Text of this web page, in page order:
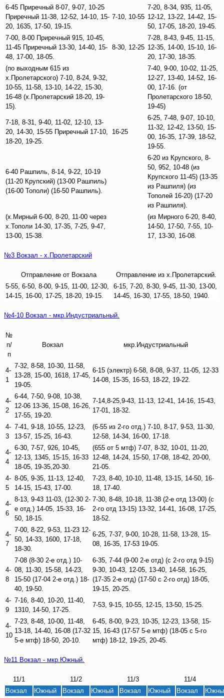
6-45 Приречный 8-07, 9-07, 10-25
Приречный 11-38, 12-52, 14-10, 15-
20, 1635, 17-50, 19-15.
7-10, 10-55
7-20, 8-34, 935, 11-05,
12-12, 13-22, 14-42, 15-
50, 17-05, 18-20, 19-45.
7-00, 8-00 Приречный 915, 10-45,
11-45 Приречный 13-30, 14-40, 15-
48, 17-00, 18-05.
8-30, 12-25
7-28, 8-43, 9-45, 11-15,
12-35, 14-00, 15-10, 16-
20, 17-30, 18-35.
(по выходным 615 из
х.Пролетарского) 7-10, 8-24, 9-32,
10-55, 11-58, 13-10, 14-22, 15-30,
16-48 (х.Пролетарский 18-20, 19-
15).
7-40, 9-00, 10-02, 11-25,
12-27, 13-40, 14-52, 16-
00, 17-16. (от
Пролетарского 18-50,
19-45)
7-18, 8-31, 9-40, 11-02, 12-10, 13-
20, 14-30, 15-55 Приречный 17-10,
18-20, 19-25.
16-25
6-25, 7-48, 9-07, 10-10,
11-32, 12-42, 13-50, 15-
00, 16-35, 17-39, 18-52,
19-55.
6-40 Рашпиль, 8-14, 9-22, 10-19
(11-20 Крупский) (13-00 Рашпиль)
(16-00 Тополи) (16-50 Рашпиль).
6-20 из Крупского, 8-
50, 952, 10-48 (из
Крупского 11-45) (13-35
из Рашпиля) (из
Тополей 16-20) (17-20
из Рашпиля).
(х.Мирный 6-00, 8-20, 11-00 через
х.Тополи 14-30, 17-35, 7-25, 9-47,
13-00, 15-38.
(из Мирного 6-20, 8-40,
14-50, 17-50, 7-55, 10-
17, 13-30, 16-08.
№3 Вокзал - х.Пролетарский
Отправление от Вокзала
Отправление из х.Пролетарский.
5-55, 6-50, 8-00, 9-15, 11-00, 12-30,
14-15, 16-00, 17-25, 18-20, 19-15.
6-15, 7-20, 8-30, 9-45, 11-30, 13-00,
14-45, 16-30, 17-55, 18-50, 1940.
№4-10 Вокзал - мкр.Индустриальный.
№
п/
п
Вокзал мкр.Индустриальный
4-
1
7-32, 8-58, 10-30, 11-58,
13-28, 15-00, 1618, 17-45,
19-05.
6-15 (электр) 6-58, 8-08, 9-37, 11-05, 12-33
14-08, 15-35, 16-53, 18-22, 19-22.
4-
2
6-44, 7-50, 9-08, 10-38,
12-06 13-36, 15-08, 16-26,
17-55, 19-20.
7-14,8-25,9-43, 11-13, 12-41, 14-16, 15-43,
17-01, 18-32.
4-
3
7-41, 9-18, 10-55, 12-23,
13-57, 15-25, 16-43.
(6-55 из 2-го отд.) 7-10, 8-17, 9-53, 11-30,
12-58, 14-34, 16-00, 17-18.
4-
4
6-30, 7-57, 926, 10-45,
12-13, 1345, 15-15, 16-33
18-05, 19-35,20-30.
(655 от 5 мтф) 7-07, 8-32, 10-01, 11-20,
12-48, 14-24, 15-50, 17-08, 18-42, 20-00,
21-05.
4-
5
8-05, 9-35, 11-13, 12-40,
14-15, 15-43, 17-00.
7-23, 8-40, 10-10, 11-48, 13-15, 14-50, 16-
18, 17-40.
4-
6
8-13, 9-43 11-03, (12-30 2-
е отд.) 14-05, 15-33, 16-
50, 18-15.
7-30, 8-48, 10-18, 11-38 (2-е отд 13-00) (с
2-го отд 13-15) 13-32, 14-41, 16-08, 17-25,
18-52.
4-
7
7-00, 8-22, 9-53, 11-23 12-
50, 14-33, 1600, 17-18,
18-30.
6-25, 7-37, 9-00, 10-28, 11-58, 13-28, 15-
08, 16-35, 17-53 19-05.
4-
8
7-08 (8-30 2-е отд.) 10-
08, 11-30, 15-58, 14-23,
15-50 (17-04 2-е отд.) 18-
40, 19-50.
6-35, 7-44 (9-00 2-е отд) (с 2-го отд 9-15)
9-30, 10-43, 12-05, 13-40, 14-58, 16-25,
(17-35 2-е отд) (17-50 с 2-го отд) 18-05,
19-15, 20-25.
4-
9
7-16, 8-40, 10-20, 11-40,
1310, 14-50, 17-25.
7-53, 9-15, 10-55, 12-15, 13-50, 15-25.
4-
10
7-23, 8-48, 10-00, 11-48,
13-18, 14-40, 16-08 (17-32
5-е мтф) 18-50, 20-10.
6-45, 8-00, 9-23, 10-35, 12-23, 13-58, 15-
15, 16-43 (17-57 5-е мтф) (18-05 с 5-го
мтф) 18-12, 19-25, 20-45.
№11 Вокзал - мкр.Южный.
11/1 11/2 11/3
11/4
Вокзал
Южный Вокзал Южный Вокзал Южный Вокзал